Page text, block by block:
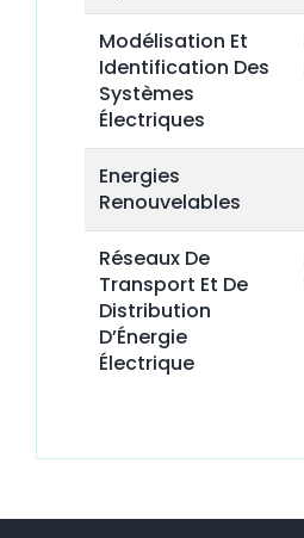
Modélisation Et
Identification Des
Systèmes
Électriques
‎Energies
Renouvelables
Réseaux De
Transport Et De
Distribution
D’Énergie
Électrique